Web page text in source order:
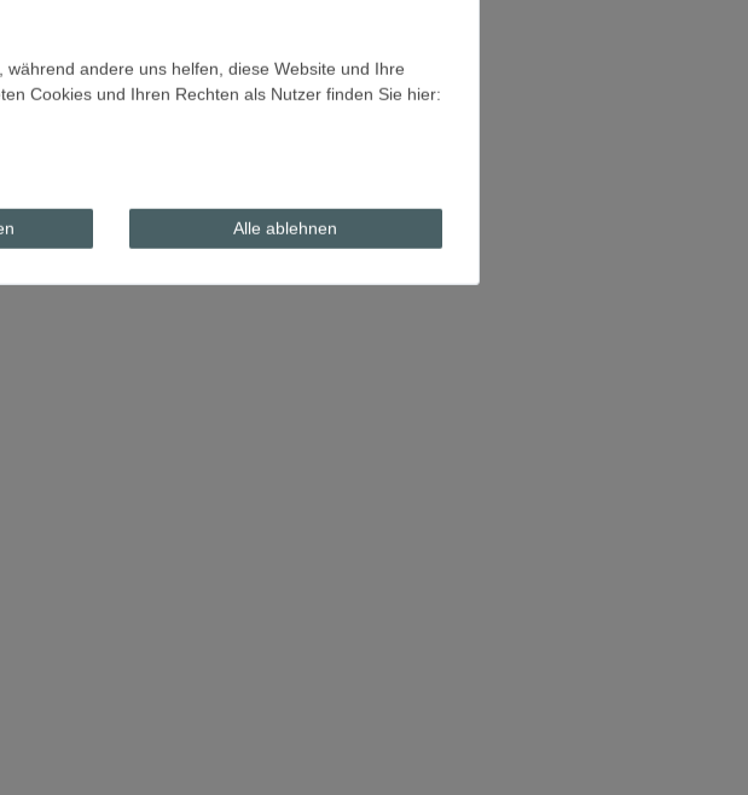
andere uns helfen, diese Website und Ihre
Cookies und Ihren Rechten als Nutzer finden Sie hier:
Alle ablehnen